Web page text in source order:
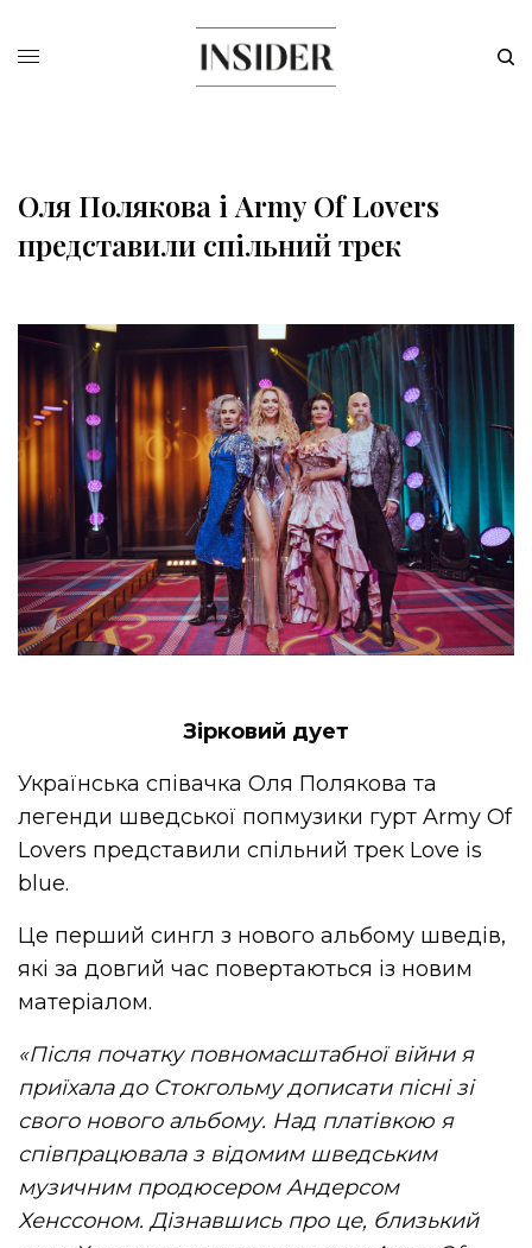
Оля Полякова і Army Of Lovers
представили спільний трек
Зірковий дует
Українська співачка Оля Полякова та
легенди шведської попмузики гурт Army Of
Lovers представили спільний трек Love is
blue.
Це перший сингл з нового альбому шведів,
які за довгий час повертаються із новим
матеріалом.
«Після початку повномасштабної війни я
приїхала до Стокгольму дописати пісні зі
свого нового альбому. Над платівкою я
співпрацювала з відомим шведським
музичним продюсером Андерсом
Хенссоном. Дізнавшись про це, близький